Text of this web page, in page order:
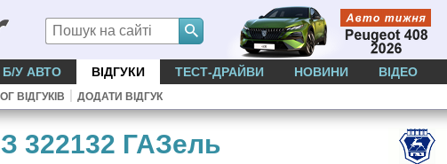
Б/У АВТО ВІДГУКИ ТЕСТ-ДРАЙВИ НОВИНИ ВІДЕО
ВІДГУКІВ | ДОДАТИ ВІДГУК
322132 ГАЗель